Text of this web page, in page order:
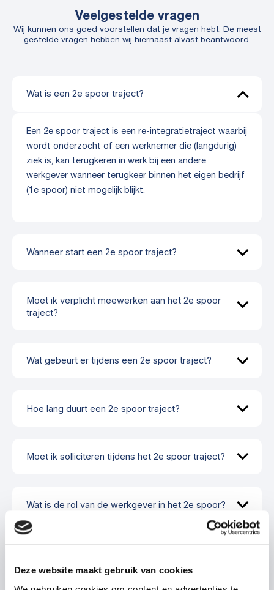
Deze website maakt gebruik van cookies
Veelgestelde vragen
Wij kunnen ons goed voorstellen dat je vragen hebt. De meest
gestelde vragen hebben wij hiernaast alvast beantwoord.
Wat is een 2e spoor traject?
Een 2e spoor traject is een re-integratietraject waarbij
wordt onderzocht of een werknemer die (langdurig)
ziek is, kan terugkeren in werk bij een andere
werkgever wanneer terugkeer binnen het eigen bedrijf
(1e spoor) niet mogelijk blijkt.
Wanneer start een 2e spoor traject?
Moet ik verplicht meewerken aan het 2e spoor
traject?
Wat gebeurt er tijdens een 2e spoor traject?
Hoe lang duurt een 2e spoor traject?
Moet ik solliciteren tijdens het 2e spoor traject?
Wat is de rol van de werkgever in het 2e spoor?
succesvol is?